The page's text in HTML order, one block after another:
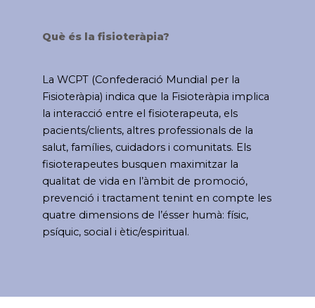
Què és la fisioteràpia?
La WCPT (Confederació Mundial per la
Fisioteràpia) indica que la Fisioteràpia implica
la interacció entre el fisioterapeuta, els
pacients/clients, altres professionals de la
salut, famílies, cuidadors i comunitats. Els
fisioterapeutes busquen maximitzar la
qualitat de vida en l’àmbit de promoció,
prevenció i tractament tenint en compte les
quatre dimensions de l’ésser humà: físic,
psíquic, social i ètic/espiritual.